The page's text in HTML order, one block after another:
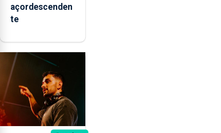
açordescenden
te